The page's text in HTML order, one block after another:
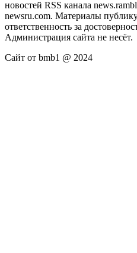
новостей RSS канала
newsru.com. Материалы
ответственность за
Администрация сайта не несёт.
Сайт от bmb1 @ 2024